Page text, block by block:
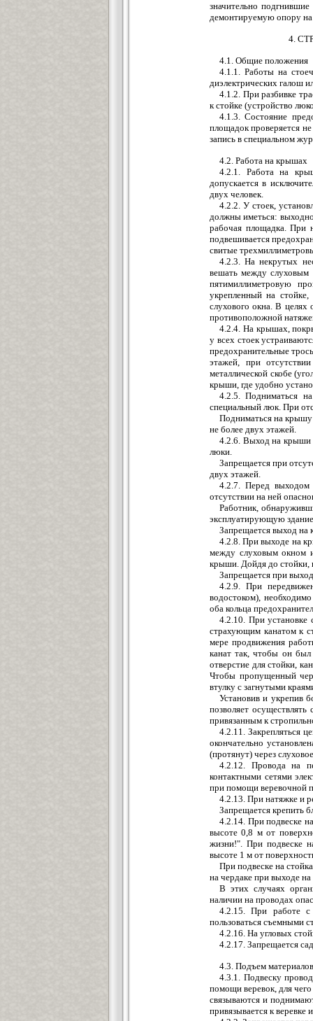
значительно
демонтируемую опору на
4.
4.1. Общие положения
4.1.1. Работы на
диэлектрических галош
4.1.2. При разбивке
к стойке (устройство
4.1.3. Состояние
площадок проверяется
запись в специальном
4.2. Работа на крышах
4.2.1. Работа на
допускается в
двух человек.
4.2.2. У стоек,
должны иметься:
рабочая площадка. При
подвешивается
свитые
4.2.3. На некрутых
вешать между слуховым
пятимиллиметровую
укрепленный на
слухового окна. В целях
противоположной
4.2.4. На крышах,
у всех стоек
предохранительные
этажей, при
металлической скобе
крыши, где удобно
4.2.5. Подниматься
специальный люк. При
Подниматься на крышу
не более двух этажей.
4.2.6. Выход на крыши
люки.
Запрещается при
двух этажей.
4.2.7. Перед
отсутствии на ней
Работник,
эксплуатирующую
Запрещается выход на
4.2.8. При выходе на
между слуховым окном
крыши. Дойдя до стойки,
Запрещается при
4.2.9. При
водостоком),
оба кольца
4.2.10. При установке
страхующим канатом к
мере продвижения
канат так, чтобы он был
отверстие для стойки,
Чтобы пропущенный
втулку с загнутыми
Установив и укрепив
позволяет
привязанным к
4.2.11. Закрепляться
окончательно
(протянут) через
4.2.12. Провода на
контактными сетями
при помощи веревочной
4.2.13. При натяжке и
Запрещается крепить
4.2.14. При подвеске
высоте 0,8 м от
жизни!". При подвеске
высоте 1 м от
При подвеске на
на чердаке при выходе
В этих случаях
наличии на проводах
4.2.15. При работе с
пользоваться съемными
4.2.16. На угловых
4.2.17. Запрещается
4.3. Подъем
4.3.1. Подвеску
помощи веревок, для
связываются и
привязывается к